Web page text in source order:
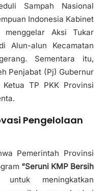
Sampah Nasional
Indonesia Kabinet
Aksi Tukar
Alun-alun Kecamatan
Sementara itu,
Penjabat (Pj) Gubernur
TP PKK Provinsi
Pengelolaan
Pemerintah Provinsi
“Seruni KMP Bersih
meningkatkan